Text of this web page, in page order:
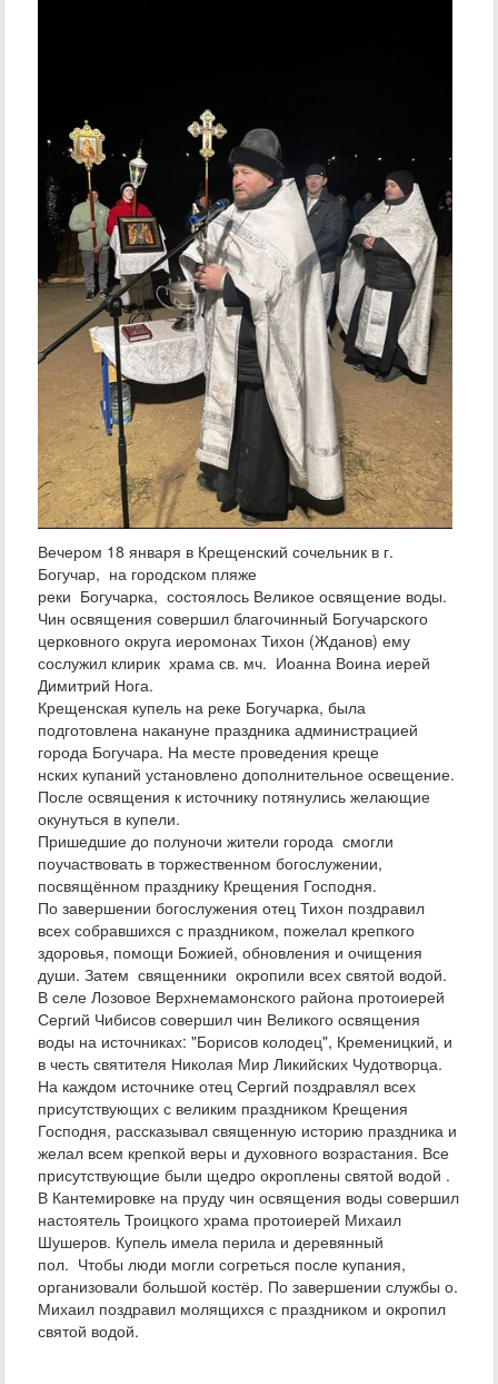
Вечером 18 января в Крещенский сочельник в г.
Богучар, на городском пляже
реки Богучарка, состоялось Великое освящение воды.
Чин освящения совершил благочинный Богучарского
церковного округа иеромонах Тихон (Жданов) ему
сослужил клирик храма св. мч. Иоанна Воина иерей
Димитрий Нога.
Крещенская купель на реке Богучарка, была
подготовлена накануне праздника администрацией
города Богучара. На месте проведения креще
нских купаний установлено дополнительное освещение.
После освящения к источнику потянулись желающие
окунуться в купели.
Пришедшие до полуночи жители города смогли
поучаствовать в торжественном богослужении,
посвящённом празднику Крещения Господня.
По завершении богослужения отец Тихон поздравил
всех собравшихся с праздником, пожелал крепкого
здоровья, помощи Божией, обновления и очищения
души. Затем священники окропили всех святой водой.
В селе Лозовое Верхнемамонского района протоиерей
Сергий Чибисов совершил чин Великого освящения
воды на источниках: "Борисов колодец", Кременицкий, и
в честь святителя Николая Мир Ликийских Чудотворца.
На каждом источнике отец Сергий поздравлял всех
присутствующих с великим праздником Крещения
Господня, рассказывал священную историю праздника и
желал всем крепкой веры и духовного возрастания. Все
присутствующие были щедро окроплены святой водой .
В Кантемировке на пруду чин освящения воды совершил
настоятель Троицкого храма протоиерей Михаил
Шушеров. Купель имела перила и деревянный
пол. Чтобы люди могли согреться после купания,
организовали большой костёр. По завершении службы о.
Михаил поздравил молящихся с праздником и окропил
святой водой.